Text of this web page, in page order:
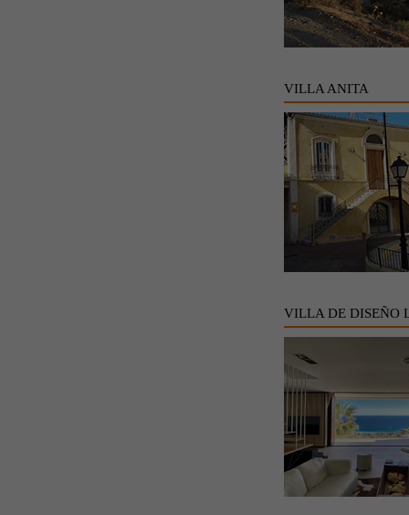
VILLA ANITA
VILLA DE DISEÑO